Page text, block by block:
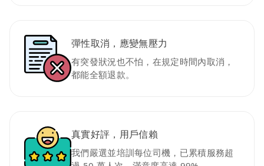
彈性取消，應變無壓力
有突發狀況也不怕，在規定時間內取消，
都能全額退款。
真實好評，用戶信賴
我們嚴選並培訓每位司機，已累積服務超